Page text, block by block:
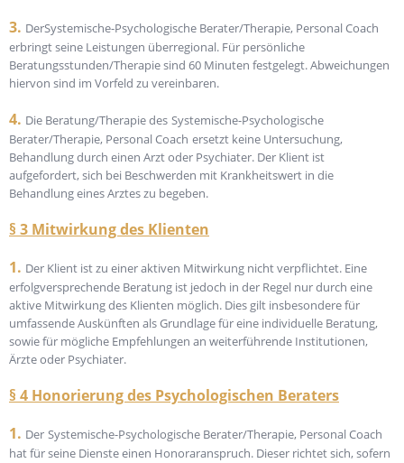
3. DerSystemische-Psychologische Berater/Therapie, Personal Coach
erbringt seine Leistungen überregional. Für persönliche
Beratungsstunden/Therapie sind 60 Minuten festgelegt. Abweichungen
hiervon sind im Vorfeld zu vereinbaren.
4. Die Beratung/Therapie des Systemische-Psychologische
Berater/Therapie, Personal Coach ersetzt keine Untersuchung,
Behandlung durch einen Arzt oder Psychiater. Der Klient ist
aufgefordert, sich bei Beschwerden mit Krankheitswert in die
Behandlung eines Arztes zu begeben.
§ 3 Mitwirkung des Klienten
1. Der Klient ist zu einer aktiven Mitwirkung nicht verpflichtet. Eine
erfolgversprechende Beratung ist jedoch in der Regel nur durch eine
aktive Mitwirkung des Klienten möglich. Dies gilt insbesondere für
umfassende Auskünften als Grundlage für eine individuelle Beratung,
sowie für mögliche Empfehlungen an weiterführende Institutionen,
Ärzte oder Psychiater.
§ 4 Honorierung des Psychologischen Beraters
1. Der Systemische-Psychologische Berater/Therapie, Personal Coach
hat für seine Dienste einen Honoraranspruch. Dieser richtet sich, sofern